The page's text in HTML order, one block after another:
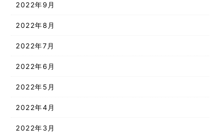
2022年9月
2022年8月
2022年7月
2022年6月
2022年5月
2022年4月
2022年3月